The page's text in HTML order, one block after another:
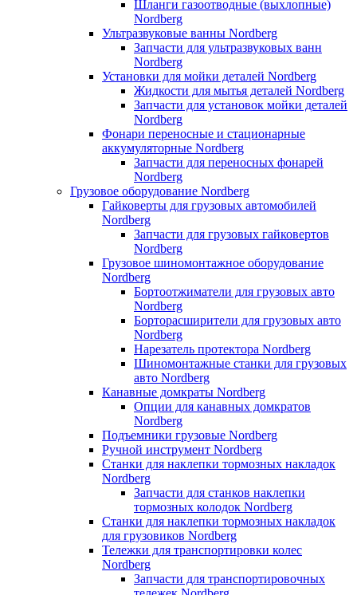
Шланги газоотводные (выхлопные)
Nordberg
Ультразвуковые ванны Nordberg
Запчасти для ультразвуковых ванн
Nordberg
Установки для мойки деталей Nordberg
Жидкости для мытья деталей Nordberg
Запчасти для установок мойки деталей
Nordberg
Фонари переносные и стационарные
аккумуляторные Nordberg
Запчасти для переносных фонарей
Nordberg
Грузовое оборудование Nordberg
Гайковерты для грузовых автомобилей
Nordberg
Запчасти для грузовых гайковертов
Nordberg
Грузовое шиномонтажное оборудование
Nordberg
Бортоотжиматели для грузовых авто
Nordberg
Борторасширители для грузовых авто
Nordberg
Нарезатель протектора Nordberg
Шиномонтажные станки для грузовых
авто Nordberg
Канавные домкраты Nordberg
Опции для канавных домкратов
Nordberg
Подъемники грузовые Nordberg
Ручной инструмент Nordberg
Станки для наклепки тормозных накладок
Nordberg
Запчасти для станков наклепки
тормозных колодок Nordberg
Станки для наклепки тормозных накладок
для грузовиков Nordberg
Тележки для транспортировки колес
Nordberg
Запчасти для транспортировочных